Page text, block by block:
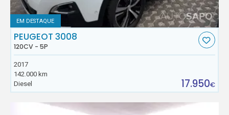
EM DESTAQUE
PEUGEOT 3008
120CV - 5P
2017
142.000 km
Diesel
17.950€